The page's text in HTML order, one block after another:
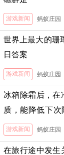
游戏新闻 蚂蚁庄园
世界上最大的珊
日答案
游戏新闻 蚂蚁庄园
冰箱除霜后，在
质，能降低下
月5日答案
游戏新闻 蚂蚁庄园
在旅行途中发生